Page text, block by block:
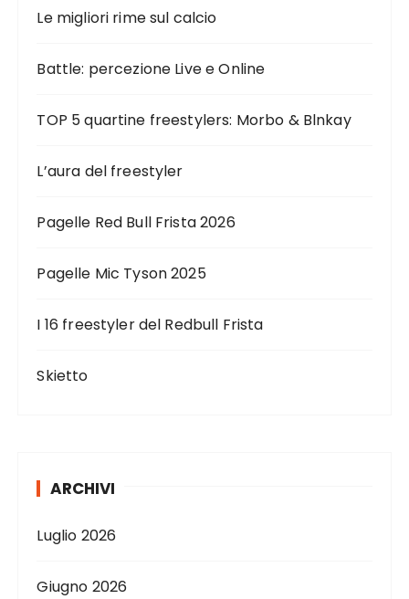
Le migliori rime sul calcio
Battle: percezione Live e Online
TOP 5 quartine freestylers: Morbo & Blnkay
L’aura del freestyler
Pagelle Red Bull Frista 2026
Pagelle Mic Tyson 2025
I 16 freestyler del Redbull Frista
Skietto
ARCHIVI
Luglio 2026
Giugno 2026